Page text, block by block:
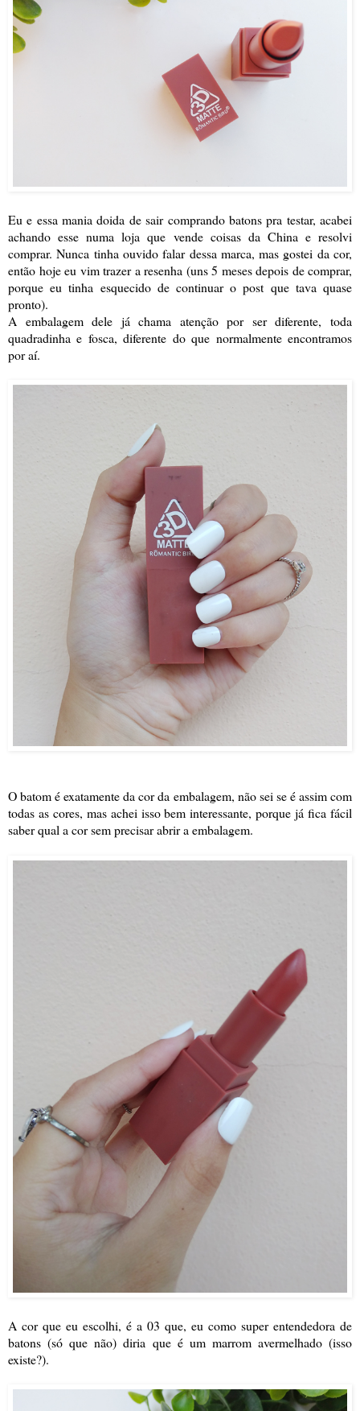
Eu e essa mania doida de sair comprando batons pra testar, acabei
achando esse numa loja que vende coisas da China e resolvi
comprar. Nunca tinha ouvido falar dessa marca, mas gostei da cor,
então hoje eu vim trazer a resenha (uns 5 meses depois de comprar,
porque eu tinha esquecido de continuar o post que tava quase
pronto).
A embalagem dele já chama atenção por ser diferente, toda
quadradinha e fosca, diferente do que normalmente encontramos
por aí.
O batom é exatamente da cor da embalagem, não sei se é assim com
todas as cores, mas achei isso bem interessante, porque já fica fácil
saber qual a cor sem precisar abrir a embalagem.
A cor que eu escolhi, é a 03 que, eu como super entendedora de
batons (só que não) diria que é um marrom avermelhado (isso
existe?).